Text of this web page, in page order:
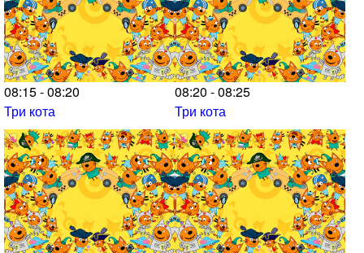
08:15 - 08:20
Три кота
08:20 - 08:25
Три кота